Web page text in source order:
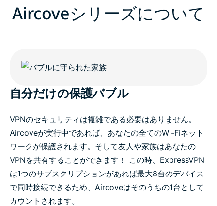
Aircoveシリーズについて
自分だけの保護バブル
VPNのセキュリティは複雑である必要はありません。
Aircoveが実行中であれば、あなたの全てのWi-Fiネット
ワークが保護されます。そして友人や家族はあなたの
VPNを共有することができます！ この時、ExpressVPN
は1つのサブスクリプションがあれば最大8台のデバイス
で同時接続できるため、Aircoveはそのうちの1台として
カウントされます。